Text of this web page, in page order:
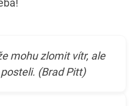
mohu zlomit vítr, ale
(Brad Pitt)